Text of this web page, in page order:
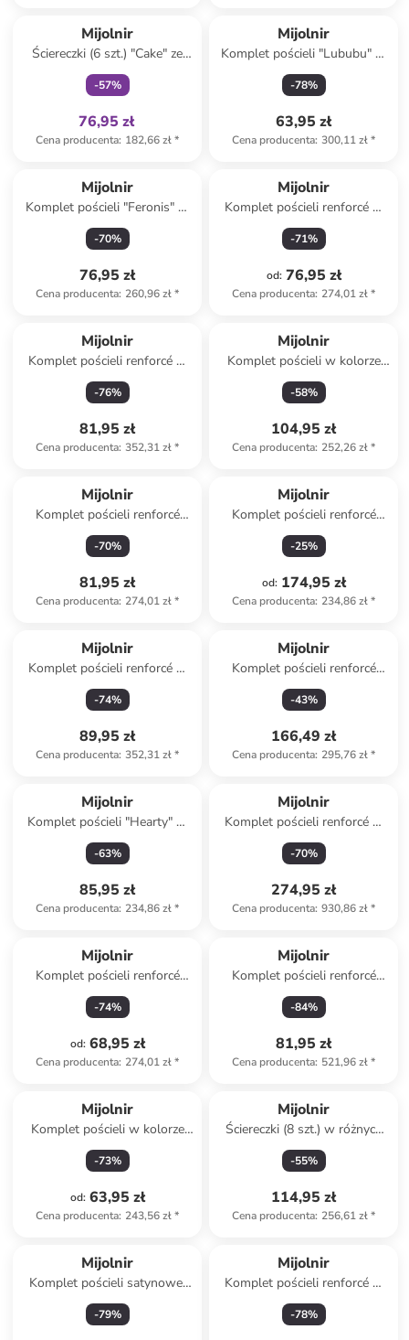
Mijolnir
Ściereczki (6 szt.) "Cake" ze
wzorem do naczyń
-57%
76,95 zł
Cena producenta: 182,66 zł*
Mijolnir
Komplet pościeli "Lububu" w
kolorze żółtym
-78%
63,95 zł
Cena producenta: 300,11 zł*
Mijolnir
Komplet pościeli "Feronis" w
kolorze biało-błękitnym
-70%
76,95 zł
Cena producenta: 260,96 zł*
Mijolnir
Komplet pościeli renforcé w
kolorze niebieskim
-71%
od: 76,95 zł
Cena producenta: 274,01 zł*
Mijolnir
Komplet pościeli renforcé w
kolorze jasnobrązowym
-76%
81,95 zł
Cena producenta: 352,31 zł*
Mijolnir
Komplet pościeli w kolorze
białym
-58%
104,95 zł
Cena producenta: 252,26 zł*
Mijolnir
Komplet pościeli renforcé
"Amara" w kolorze
jasnobrązowo-białym
-70%
81,95 zł
Cena producenta: 274,01 zł*
Mijolnir
Komplet pościeli renforcé
"Lovelace" w kolorze szaro-
jasnobrązowym
-25%
od: 174,95 zł
Cena producenta: 234,86 zł*
Mijolnir
Komplet pościeli renforcé w
kolorze czarno-antracytowym
-74%
89,95 zł
Cena producenta: 352,31 zł*
Mijolnir
Komplet pościeli renforcé
"Lunox" w kolorze
granatowo-białym
-43%
166,49 zł
Cena producenta: 295,76 zł*
Mijolnir
Komplet pościeli "Hearty" w
kolorze biało-czerwonym
-63%
85,95 zł
Cena producenta: 234,86 zł*
Mijolnir
Komplet pościeli renforcé w
kolorze jasnoróżowym
-70%
274,95 zł
Cena producenta: 930,86 zł*
Mijolnir
Komplet pościeli renforcé
"Lovella" w kolorze biało-
fioletowym
-74%
od: 68,95 zł
Cena producenta: 274,01 zł*
Mijolnir
Komplet pościeli renforcé
"Flair" w kolorze biało-
jasnoróżowym
-84%
81,95 zł
Cena producenta: 521,96 zł*
Mijolnir
Komplet pościeli w kolorze
różowo-zielono-białym
-73%
od: 63,95 zł
Cena producenta: 243,56 zł*
Mijolnir
Ściereczki (8 szt.) w różnych
kolorach do naczyń
-55%
114,95 zł
Cena producenta: 256,61 zł*
Mijolnir
Komplet pościeli satynowej
"Leoluxe" w kolorze
kremowo-jasnobrązowym
-79%
Mijolnir
Komplet pościeli renforcé w
kolorze turkusowym
-78%